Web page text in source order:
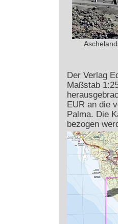
Der Verlag
Maßstab
EUR an die
Palma. Die
bezogen